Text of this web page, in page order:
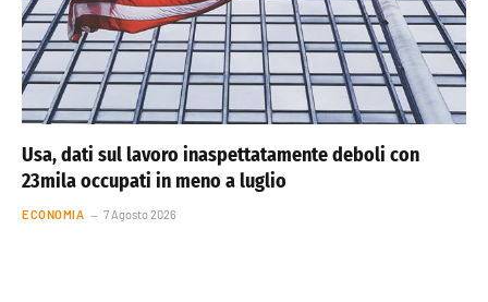
Usa, dati sul lavoro inaspettatamente deboli con
23mila occupati in meno a luglio
ECONOMIA 7 Agosto 2026